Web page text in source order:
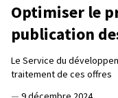
Optimiser le
publication
Le Service du
traitement de ces offres